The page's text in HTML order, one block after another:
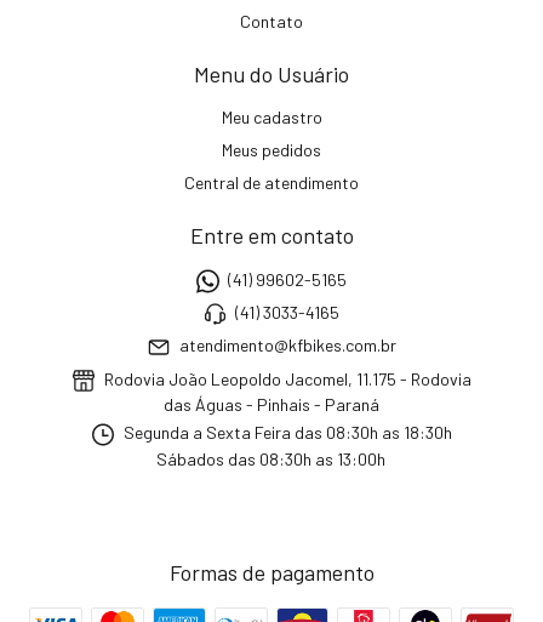
Contato
Menu do Usuário
Meu cadastro
Meus pedidos
Central de atendimento
Entre em contato
(41) 99602-5165
(41) 3033-4165
atendimento@kfbikes.com.br
Rodovia João Leopoldo Jacomel, 11.175 - Rodovia
das Águas - Pinhais - Paraná
Segunda a Sexta Feira das 08:30h as 18:30h
Sábados das 08:30h as 13:00h
Formas de pagamento